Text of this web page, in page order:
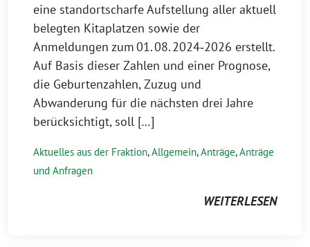
eine standortscharfe Aufstellung aller aktuell
belegten Kitaplatzen sowie der
Anmeldungen zum 01. 08. 2024‑2026 erstellt.
Auf Basis dieser Zahlen und einer Prognose,
die Geburtenzahlen, Zuzug und
Abwanderung für die nächsten drei Jahre
berücksichtigt, soll […]
Aktuelles aus der Fraktion,Allgemein,Anträge,Anträge
und Anfragen
WEITERLESEN